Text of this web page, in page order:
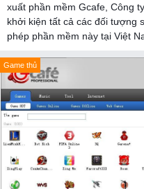
xuất phần mềm Gcafe, Công
khởi kiện tất cả các đối tượng
phép phần mềm này tại Việt
Game thủ